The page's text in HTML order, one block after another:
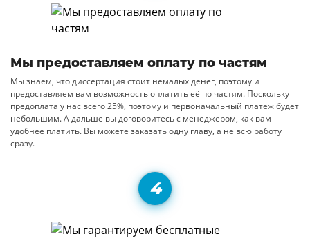
Мы предоставляем оплату по частям
Мы знаем, что диссертация стоит немалых денег, поэтому и
предоставляем вам возможность оплатить её по частям. Поскольку
предоплата у нас всего 25%, поэтому и первоначальный платеж будет
небольшим. А дальше вы договоритесь с менеджером, как вам
удобнее платить. Вы можете заказать одну главу, а не всю работу
сразу.